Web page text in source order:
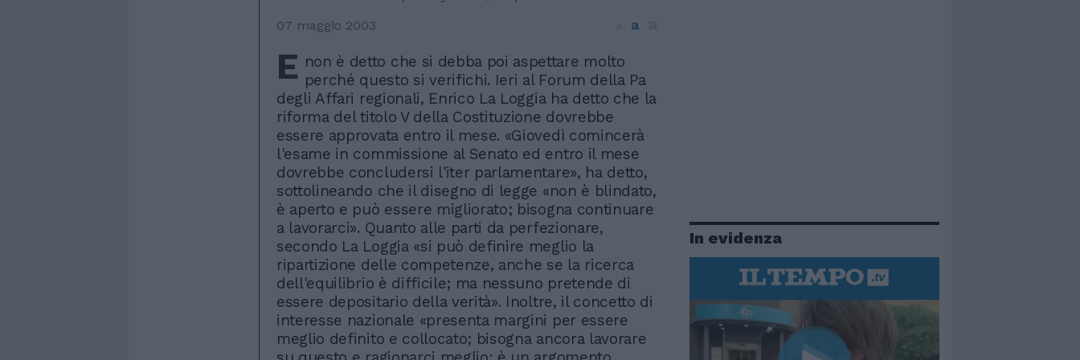
07 maggio 2003 a
E non è detto che si debba poi aspettare molto
perché questo si verifichi. Ieri al Forum della Pa
degli Affari regionali, Enrico La Loggia ha detto che la
riforma del titolo V della Costituzione dovrebbe
essere approvata entro il mese. «Giovedì comincerà
l'esame in commissione al Senato ed entro il mese
dovrebbe concludersi l'iter parlamentare», ha detto,
sottolineando che il disegno di legge «non è blindato,
è aperto e può essere migliorato; bisogna continuare
a lavorarci». Quanto alle parti da perfezionare,
secondo La Loggia «si può definire meglio la
ripartizione delle competenze, anche se la ricerca
dell'equilibrio è difficile; ma nessuno pretende di
essere depositario della verità». Inoltre, il concetto di
interesse nazionale «presenta margini per essere
meglio definito e collocato; bisogna ancora lavorare
In evidenza